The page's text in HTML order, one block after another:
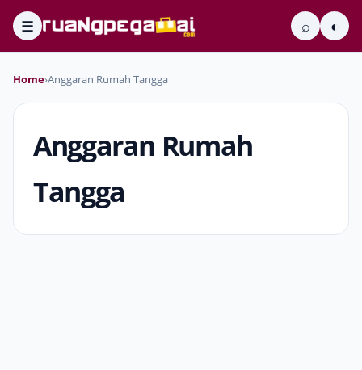
☰ ⌕ ◐
Home›Anggaran Rumah Tangga
Anggaran Rumah
Tangga